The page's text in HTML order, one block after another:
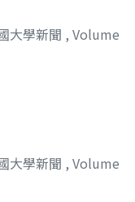
大學新聞 , Volume
大學新聞 , Volume